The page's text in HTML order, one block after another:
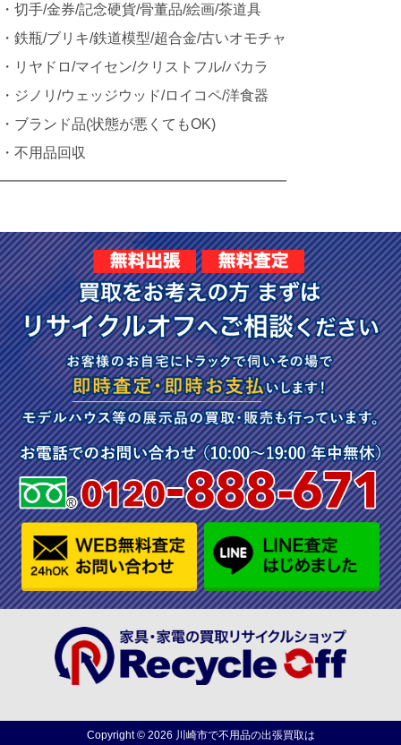
・切手/金券/記念硬貨/骨董品/絵画/茶道具
・鉄瓶/ブリキ/鉄道模型/超合金/古いオモチャ
・リヤドロ/マイセン/クリストフル/バカラ
・ジノリ/ウェッジウッド/ロイコペ/洋食器
・ブランド品(状態が悪くてもOK)
・不用品回収
━━━━━━━━━━━━━━━━━━━━
Copyright © 2026 川崎市で不用品の出張買取は